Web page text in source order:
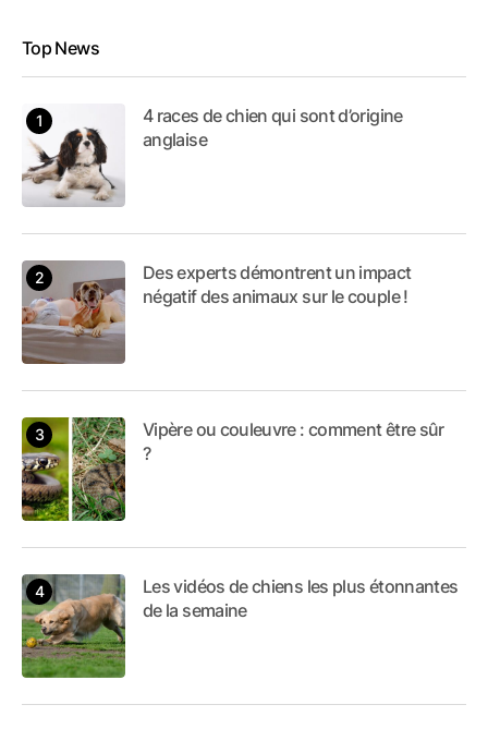
Top News
4 races de chien qui sont d’origine
anglaise
Des experts démontrent un impact
négatif des animaux sur le couple !
Vipère ou couleuvre : comment être sûr
?
Les vidéos de chiens les plus étonnantes
de la semaine